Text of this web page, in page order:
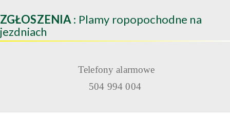
ZGŁOSZENIA : Plamy ropopochodne na
jezdniach
Telefony alarmowe
504 994 004